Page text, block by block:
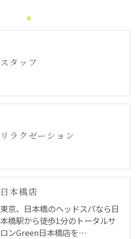
スタッフ
リラクゼーション
日本橋店
東京、日本橋のヘッドスパなら日
本橋駅から徒歩1分のトータルサ
ロンGreen日本橋店を…